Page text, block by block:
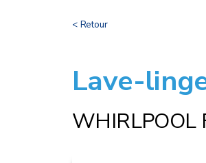
< Retour
Lave-
WHIRLPOOL